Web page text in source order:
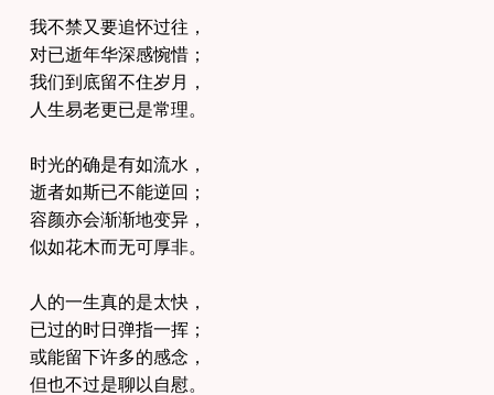
我不禁又要追怀过往，
对已逝年华深感惋惜；
我们到底留不住岁月，
人生易老更已是常理。
时光的确是有如流水，
逝者如斯已不能逆回；
容颜亦会渐渐地变异，
似如花木而无可厚非。
人的一生真的是太快，
已过的时日弹指一挥；
或能留下许多的感念，
但也不过是聊以自慰。